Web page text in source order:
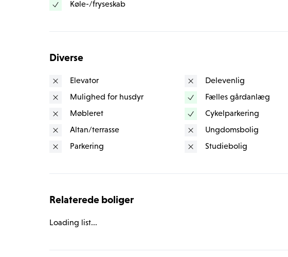
Du må meget gerne oplyse dit telefon nr. og mailadresse + lidt
Køle-/fryseskab
Diverse
Elevator
Mulighed for husdyr
Møbleret
Altan/terrasse
Parkering
Delevenlig
Fælles gårdanlæg
Cykelparkering
Ungdomsbolig
Studiebolig
Relaterede boliger
Loading list...